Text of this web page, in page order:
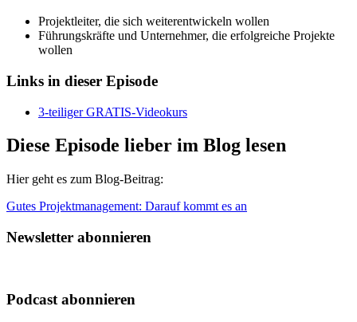
Projektleiter, die sich weiterentwickeln wollen
Führungskräfte und Unternehmer, die erfolgreiche Projekte
wollen
Links in dieser Episode
3-teiliger GRATIS-Videokurs
Diese Episode lieber im Blog lesen
Hier geht es zum Blog-Beitrag:
Gutes Projektmanagement: Darauf kommt es an
Newsletter abonnieren
Podcast abonnieren